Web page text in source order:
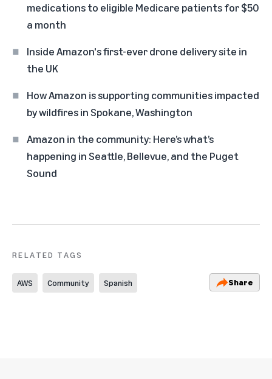
medications to eligible Medicare patients for $50
a month
Inside Amazon's first-ever drone delivery site in
the UK
How Amazon is supporting communities impacted
by wildfires in Spokane, Washington
Amazon in the community: Here’s what’s
happening in Seattle, Bellevue, and the Puget
Sound
RELATED TAGS
AWS Community Spanish Share